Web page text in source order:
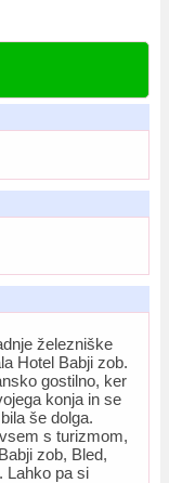
železniške
Hotel Babji zob.
gostilno, ker
konja in se
še dolga.
s turizmom,
zob, Bled,
Lahko pa si